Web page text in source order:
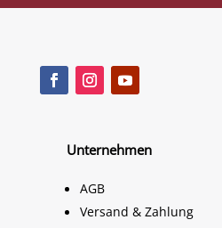
Unternehmen
AGB
Versand & Zahlung